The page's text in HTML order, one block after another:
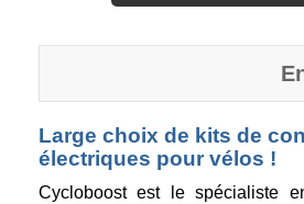
Large choix de kits de
électriques pour vélos !
Cycloboost est le spécialiste